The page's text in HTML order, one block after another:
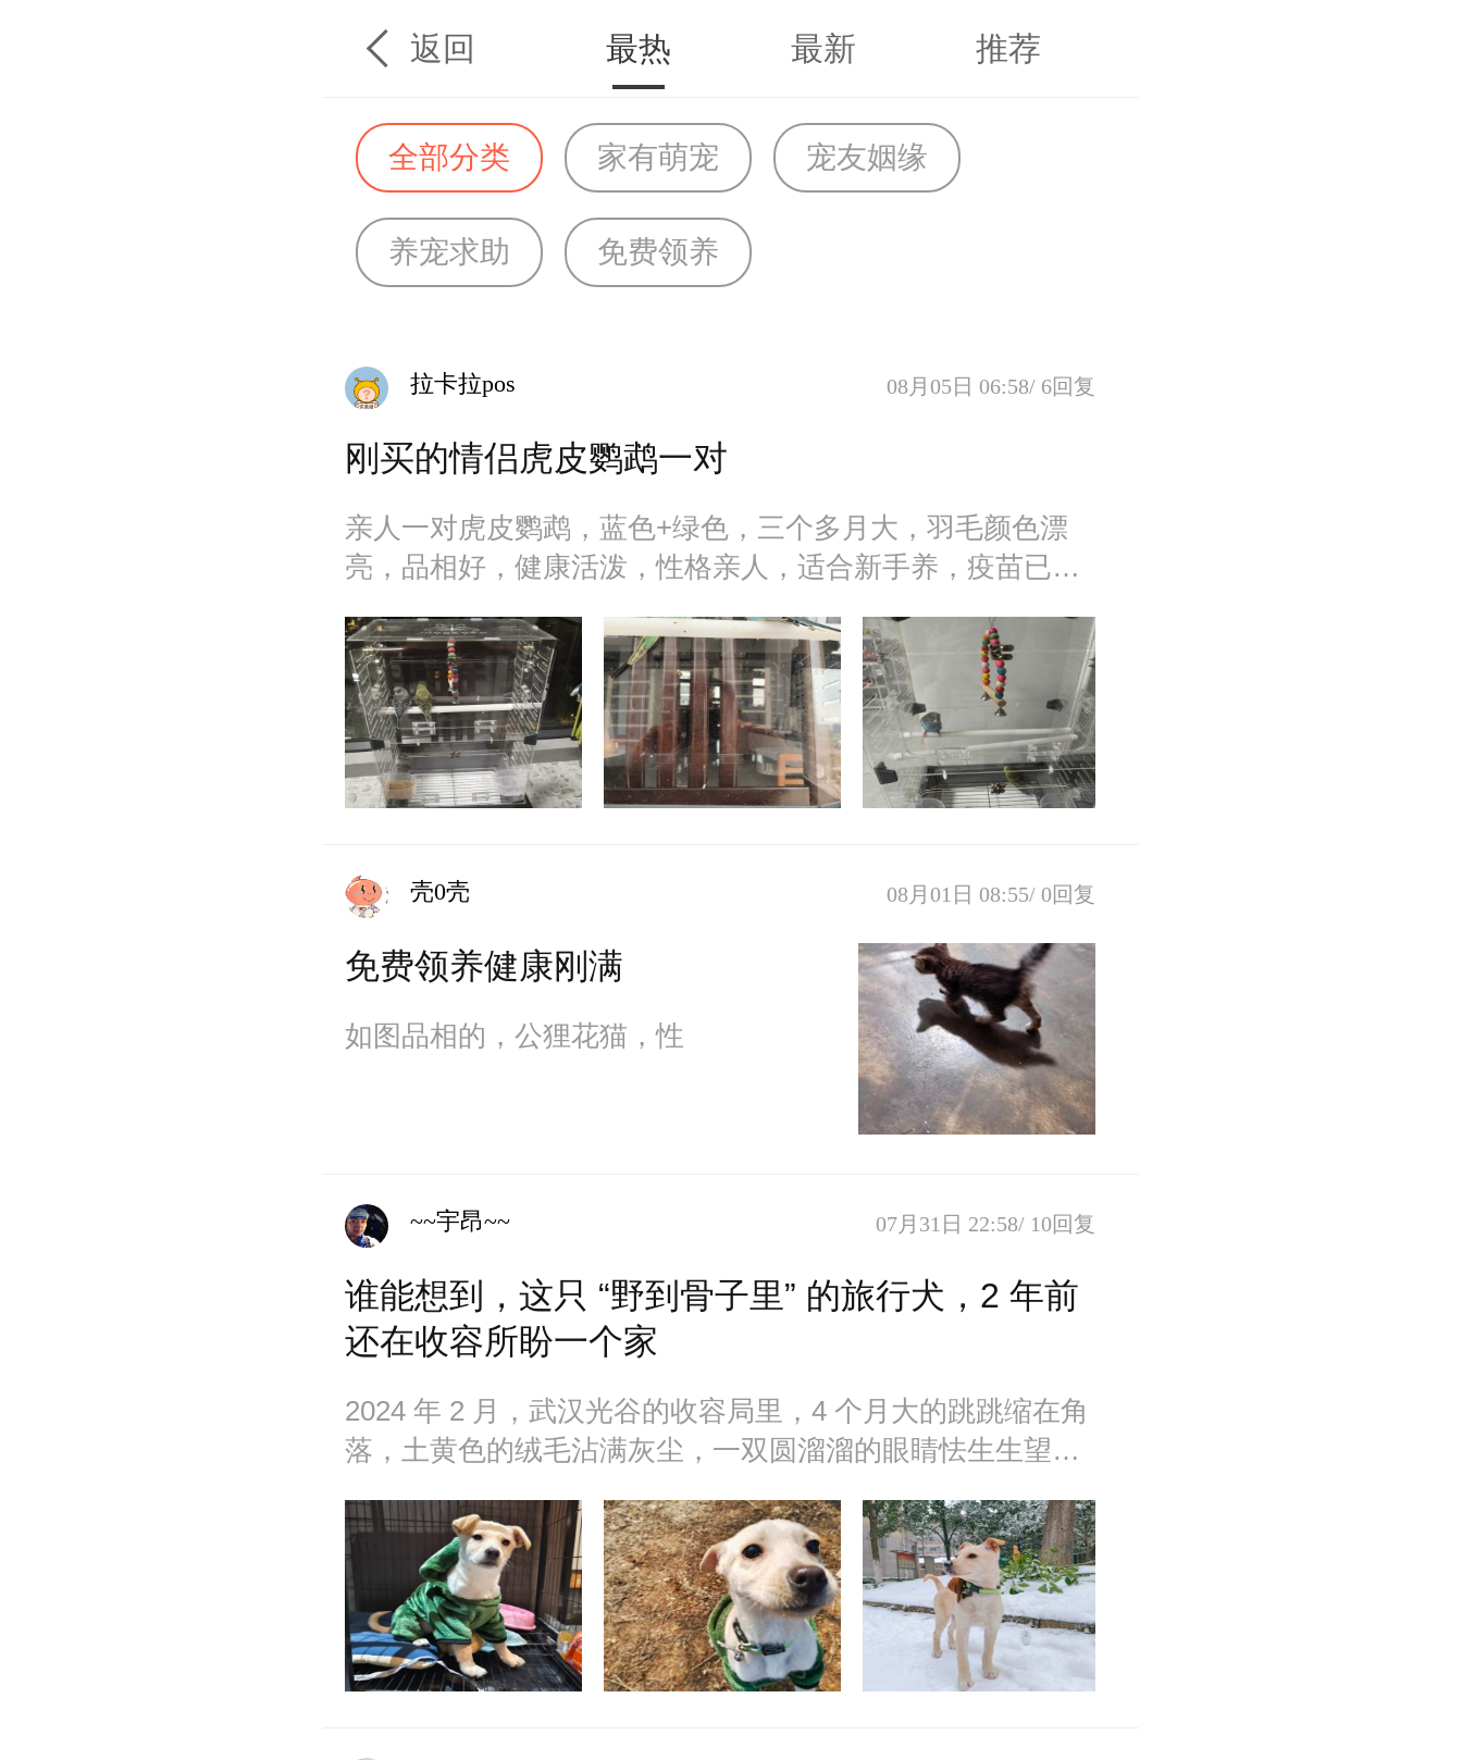
返回 最热 最新 推荐
全部分类 家有萌宠 宠友姻缘
养宠求助 免费领养
拉卡拉pos 08月05日 06:58/ 6回复
刚买的情侣虎皮鹦鹉一对
亲人一对虎皮鹦鹉，蓝色+绿色，三个多月大，羽毛颜色漂
亮，品相好，健康活泼，性格亲人，适合新手养，疫苗已
壳0壳 08月01日 08:55/ 0回复
免费领养健康刚满
如图品相的，公狸花猫，性
~~宇昂~~ 07月31日 22:58/ 10回复
谁能想到，这只 “野到骨子里” 的旅行犬，2 年前
还在收容所盼一个家
2024 年 2 月，武汉光谷的收容局里，4 个月大的跳跳缩在角
落，土黄色的绒毛沾满灰尘，一双圆溜溜的眼睛怯生生望着